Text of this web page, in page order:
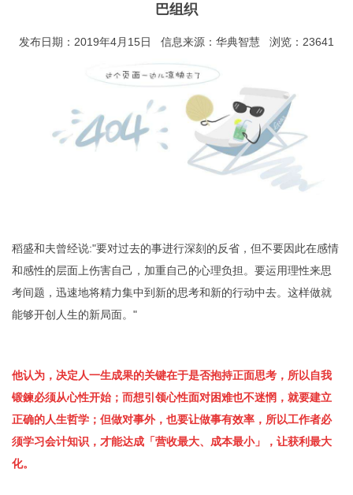
巴组织
发布日期：2019年4月15日 信息来源：华典智慧 浏览：23641
稻盛和夫曾经说:"要对过去的事进行深刻的反省，但不要因此在感情
和感性的层面上伤害自己，加重自己的心理负担。要运用理性来思
考间题，迅速地将精力集中到新的思考和新的行动中去。这样做就
能够开创人生的新局面。"
他认为，决定人一生成果的关键在于是否抱持正面思考，所以自我
锻鍊必须从心性开始；而想引领心性面对困难也不迷惘，就要建立
正确的人生哲学；但做对事外，也要让做事有效率，所以工作者必
须学习会计知识，才能达成「营收最大、成本最小」，让获利最大
化。